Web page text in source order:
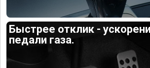
Быстрее отклик -
педали газа.